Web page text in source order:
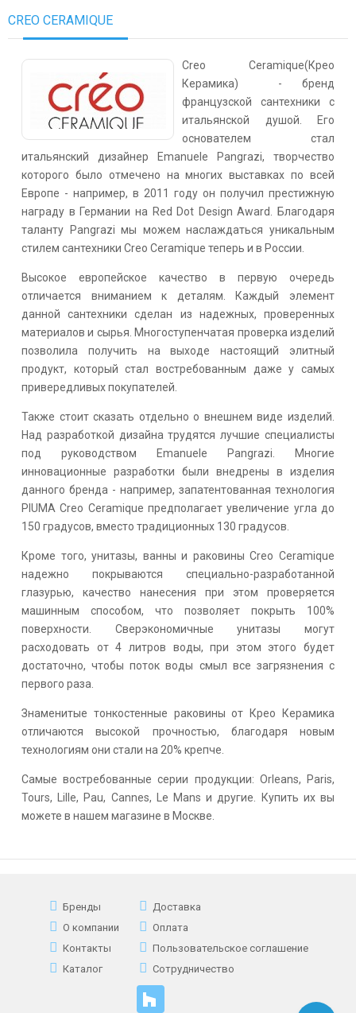
CREO CERAMIQUE
Creo Ceramique(Крео
Керамика) - бренд
французской сантехники с
итальянской душой. Его
основателем стал
итальянский дизайнер Emanuele Pangrazi, творчество
которого было отмечено на многих выставках по всей
Европе - например, в 2011 году он получил престижную
награду в Германии на Red Dot Design Award. Благодаря
таланту Pangrazi мы можем наслаждаться уникальным
стилем сантехники Creo Ceramique теперь и в России.
Высокое европейское качество в первую очередь
отличается вниманием к деталям. Каждый элемент
данной сантехники сделан из надежных, проверенных
материалов и сырья. Многоступенчатая проверка изделий
позволила получить на выходе настоящий элитный
продукт, который стал востребованным даже у самых
привередливых покупателей.
Также стоит сказать отдельно о внешнем виде изделий.
Над разработкой дизайна трудятся лучшие специалисты
под руководством Emanuele Pangrazi. Многие
инновационные разработки были внедрены в изделия
данного бренда - например, запатентованная технология
PIUMA Creo Ceramique предполагает увеличение угла до
150 градусов, вместо традиционных 130 градусов.
Кроме того, унитазы, ванны и раковины Creo Ceramique
надежно покрываются специально-разработанной
глазурью, качество нанесения при этом проверяется
машинным способом, что позволяет покрыть 100%
поверхности. Сверэкономичные унитазы могут
расходовать от 4 литров воды, при этом этого будет
достаточно, чтобы поток воды смыл все загрязнения с
первого раза.
Знаменитые тонкостенные раковины от Крео Керамика
отличаются высокой прочностью, благодаря новым
технологиям они стали на 20% крепче.
Самые востребованные серии продукции: Orleans, Paris,
Tours, Lille, Pau, Cannes, Le Mans и другие. Купить их вы
можете в нашем магазине в Москве.
Бренды
О компании
Контакты
Каталог
Доставка
Оплата
Пользовательское соглашение
Сотрудничество